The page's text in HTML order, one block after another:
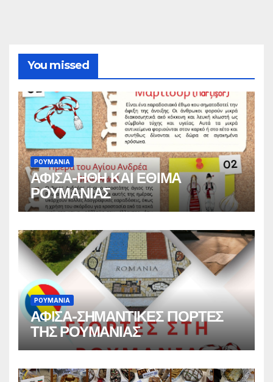
You missed
ΡΟΥΜΑΝΙΑ
ΑΦΙΣΑ-ΗΘΗ ΚΑΙ ΕΘΙΜΑ
ΡΟΥΜΑΝΙΑΣ
ΡΟΥΜΑΝΙΑ
ΑΦΙΣΑ-ΣΗΜΑΝΤΙΚΕΣ ΓΙΟΡΤΕΣ
ΤΗΣ ΡΟΥΜΑΝΙΑΣ